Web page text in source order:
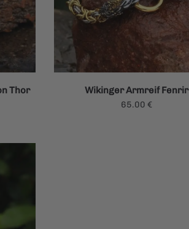
Thor Wikinger Armreif Fenrir
65.00 €